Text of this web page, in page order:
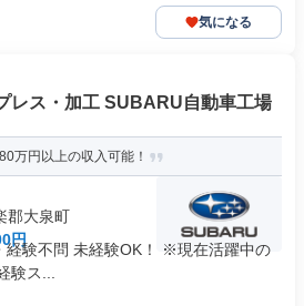
気になる
レス・加工 SUBARU自動車工場
万円以上の収入可能！
郡大泉町
円
経験不問 未経験OK！ ※現在活躍中の
験ス...